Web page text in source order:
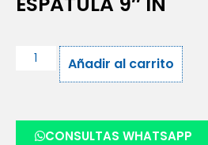
Añadir al carrito
CONSULTAS WHATSAPP